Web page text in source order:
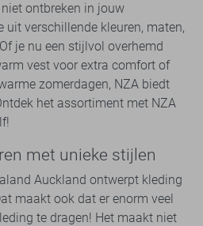
ontbreken in jouw
uit verschillende kleuren, maten,
je nu een stijlvol overhemd
vest voor extra comfort of
zomerdagen, NZA biedt
het assortiment met NZA
met unieke stijlen
Auckland ontwerpt kleding
maakt ook dat er enorm veel
te dragen! Het maakt niet